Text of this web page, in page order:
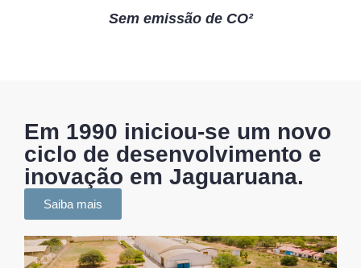
Sem emissão de CO²
Em 1990 iniciou-se um novo
ciclo de desenvolvimento e
inovação em Jaguaruana.
Saiba mais